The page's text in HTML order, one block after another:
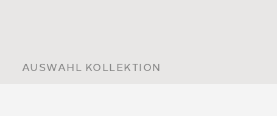
AUSWAHL KOLLEKTION